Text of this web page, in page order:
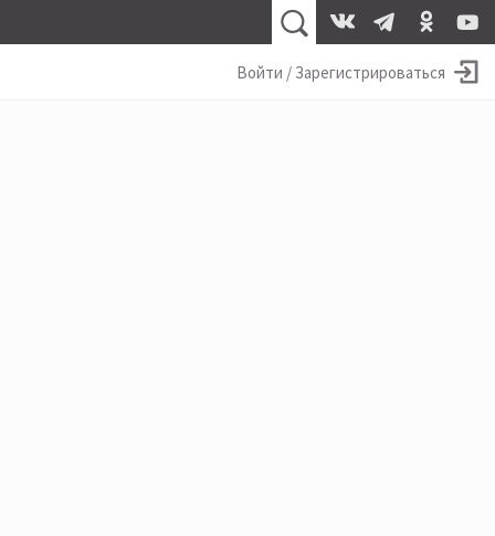
Войти / Зарегистрироваться